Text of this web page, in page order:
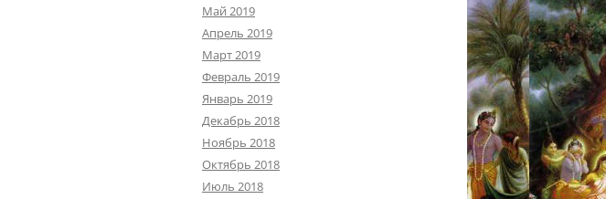
Май 2019
Апрель 2019
Март 2019
Февраль 2019
Январь 2019
Декабрь 2018
Ноябрь 2018
Октябрь 2018
Июль 2018